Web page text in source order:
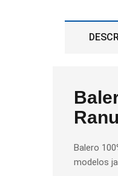
Balero
modelos